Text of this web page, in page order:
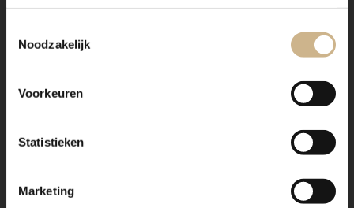
Noodzakelijk
Voorkeuren
Statistieken
Marketing